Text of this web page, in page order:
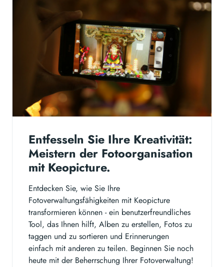
Entfesseln Sie Ihre Kreativität:
Meistern der Fotoorganisation
mit Keopicture.
Entdecken Sie, wie Sie Ihre
Fotoverwaltungsfähigkeiten mit Keopicture
transformieren können - ein benutzerfreundliches
Tool, das Ihnen hilft, Alben zu erstellen, Fotos zu
taggen und zu sortieren und Erinnerungen
einfach mit anderen zu teilen. Beginnen Sie noch
heute mit der Beherrschung Ihrer Fotoverwaltung!